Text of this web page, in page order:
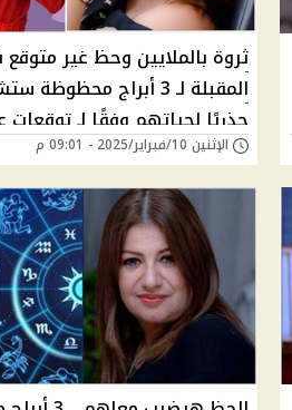
ثروة بالملايين وحظ غير متوقع
المقبلة لـ 3 أبراج
جذريًا لحياتهم وفقًا لـ توقعات
هل أنت من المحظوظين؟
الإثنين 10/فبراير/2025 - 09:01 م